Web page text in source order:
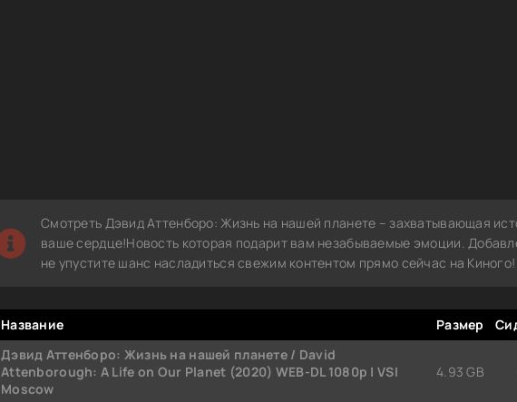
Смотреть Дэвид Аттенборо: Жизнь на нашей планете – захватывающая
ваше сердце!Новость которая подарит вам незабываемые эмоции.
не упустите шанс насладиться свежим контентом прямо сейчас на Киного!
Название Размер
Дэвид Аттенборо: Жизнь на нашей планете / David
Attenborough: A Life on Our Planet (2020) WEB-DL 1080p | VSI
Moscow
4.93 GB